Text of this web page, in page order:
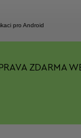
pro Android
ZDARMA